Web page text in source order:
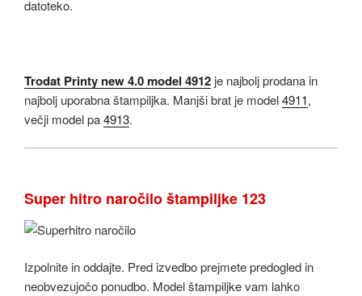
datoteko.
Trodat Printy new 4.0 model 4912 je najbolj prodana in
najbolj uporabna štampiljka. Manjši brat je model4911,
večji model pa4913.
Super hitro naročilo štampiljke 123
Izpolnite in oddajte. Pred izvedbo prejmete predogled in
neobvezujočo ponudbo. Model štampiljke vam lahko